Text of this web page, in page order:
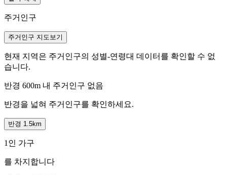
주거인구
주거인구 지도보기
현재 지역은 주거인구의 성별-연령대 데이터를 확인할 수 없
습니다.
반경 600m 내 주거인구 없음
반경을 넓혀 주거인구를 확인하세요.
반경 1.5km
1인 가구
를 차지합니다